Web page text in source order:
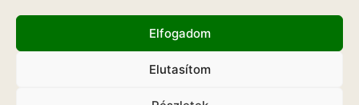
Elfogadom
Elutasítom
Hadd Szóljon!